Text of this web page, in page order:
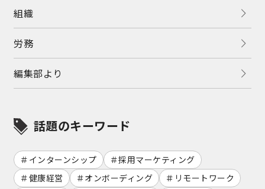
組織
労務
編集部より
話題のキーワード
インターンシップ
採用マーケティング
健康経営
オンボーディング
リモートワーク